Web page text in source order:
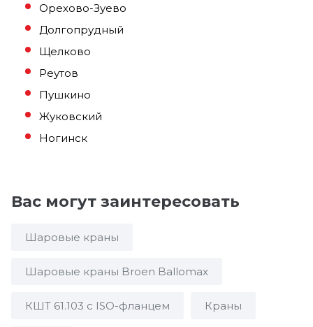
Орехово-Зуево
Долгопрудный
Щелково
Реутов
Пушкино
Жуковский
Ногинск
Вас могут заинтересовать
Шаровые краны
Шаровые краны Broen Ballomax
КШТ 61.103 с ISO-фланцем Краны